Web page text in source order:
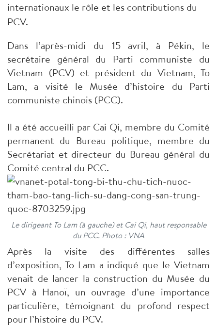
internationaux le rôle et les contributions du
PCV.
Dans l’après-midi du 15 avril, à Pékin, le
secrétaire général du Parti communiste du
Vietnam (PCV) et président du Vietnam, To
Lam, a visité le Musée d’histoire du Parti
communiste chinois (PCC).
Il a été accueilli par Cai Qi, membre du Comité
permanent du Bureau politique, membre du
Secrétariat et directeur du Bureau général du
Comité central du PCC.
Le dirigeant To Lam (à gauche) et Cai Qi, haut responsable
du PCC. Photo : VNA
Après la visite des différentes salles
d’exposition, To Lam a indiqué que le Vietnam
venait de lancer la construction du Musée du
PCV à Hanoï, un ouvrage d’une importance
particulière, témoignant du profond respect
pour l’histoire du PCV.